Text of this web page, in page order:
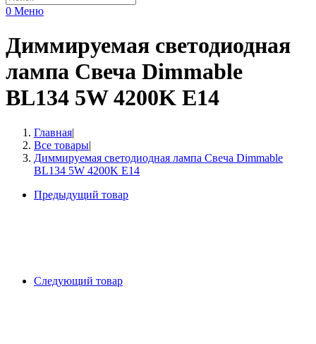
0 Меню
Диммируемая светодиодная
лампа Свеча Dimmable
BL134 5W 4200K E14
Главная|
Все товары|
Диммируемая светодиодная лампа Свеча Dimmable
BL134 5W 4200K E14
Предыдущий товар
Следующий товар